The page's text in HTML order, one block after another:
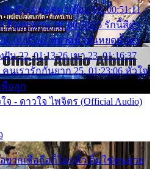
ขอสูมาเต๊อะ 16. 00:51:11
คืนทรมาน 18. 00:58:25 รักนี้สีดำ
01:05:42 หยาดน้ำฝนหยดน้ำตา
น 22. 01:13:26 เขา 23. 01:16:37
นเรารักกันยาก 25. 01:23:06 หัวใจ
พื่อลูก
จ - ดาวใจ ไพจิตร (Official Audio)
ยากเชื่อถือก็ไม่กล้า ติ๋มใช่คนสวย